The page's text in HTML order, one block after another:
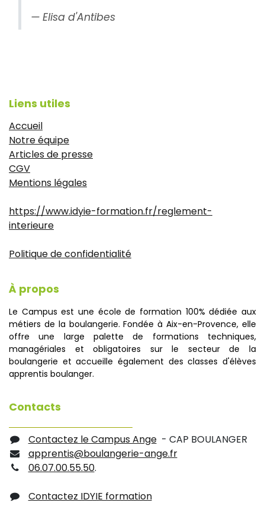
Elisa d'Antibes
Liens utiles
Accueil
Notre équipe
Articles de presse
CGV
Mentions légales
https://www.idyie-formation.fr/reglement-
interieure
Politique de confidentialité
À propos
Le Campus est une école de formation 100% dédiée aux
métiers de la boulangerie. Fondée à Aix-en-Provence, elle
offre une large palette de formations techniques,
managériales et obligatoires sur le secteur de la
boulangerie et accueille également des classes d'élèves
apprentis boulanger.
Contacts
Contactez le Campus Ange- CAP BOULANGER
apprentis@boulangerie-ange.fr
06.07.00.55.50.
Contactez IDYIE formation